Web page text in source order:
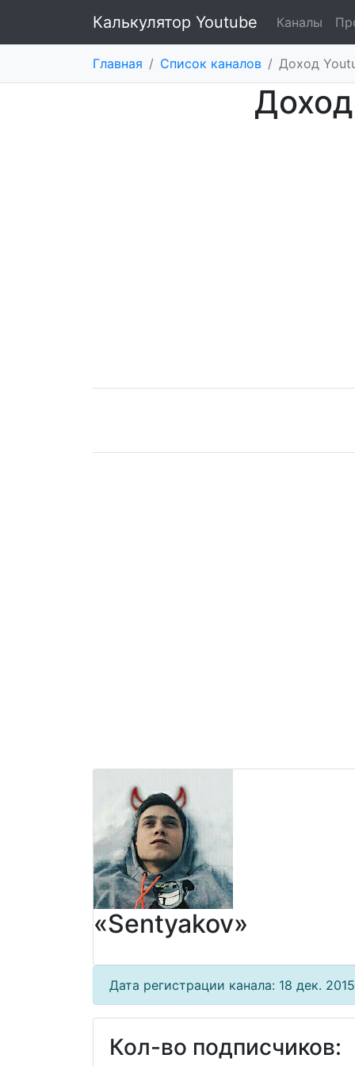
Калькулятор Youtube Каналы
Главная / Список каналов / Доход
«Sentyakov»
Дата регистрации канала: 18 дек. 2015
Кол-во подписчиков: